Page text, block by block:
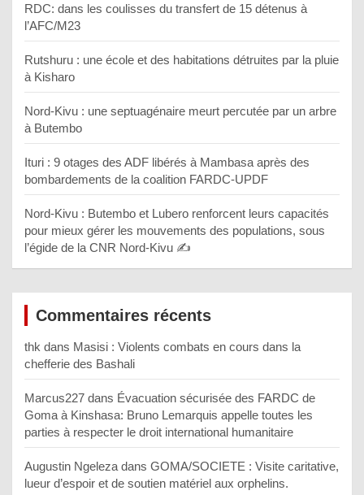
RDC: dans les coulisses du transfert de 15 détenus à
l’AFC/M23
Rutshuru : une école et des habitations détruites par la pluie
à Kisharo
Nord-Kivu : une septuagénaire meurt percutée par un arbre
à Butembo
Ituri : 9 otages des ADF libérés à Mambasa après des
bombardements de la coalition FARDC-UPDF
Nord-Kivu : Butembo et Lubero renforcent leurs capacités
pour mieux gérer les mouvements des populations, sous
l’égide de la CNR Nord-Kivu ✍️
Commentaires récents
thk dans Masisi : Violents combats en cours dans la
chefferie des Bashali
Marcus227 dans Évacuation sécurisée des FARDC de
Goma à Kinshasa: Bruno Lemarquis appelle toutes les
parties à respecter le droit international humanitaire
Augustin Ngeleza dans GOMA/SOCIETE : Visite caritative,
lueur d’espoir et de soutien matériel aux orphelins.